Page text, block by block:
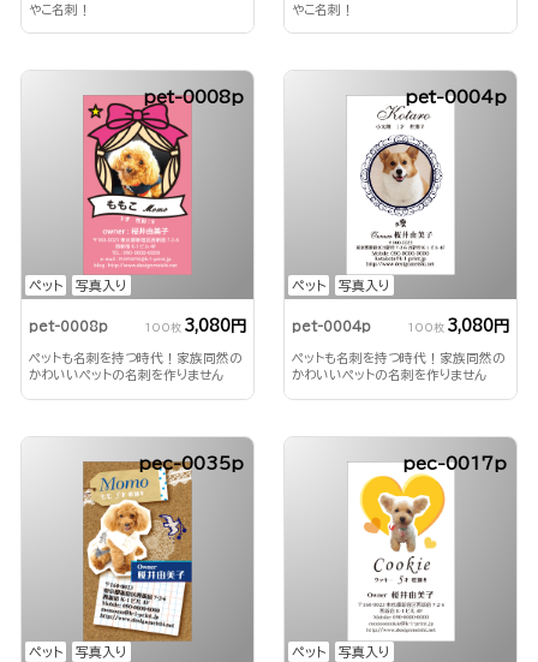
やこ名刺！
やこ名刺！
ペット 写真入り
pet-0008p
pet-0008p 100枚 3,080円
ペットも名刺を持つ時代！家族同然の
かわいいペットの名刺を作りません
ペット 写真入り
pet-0004p
pet-0004p 100枚 3,080円
ペットも名刺を持つ時代！家族同然の
かわいいペットの名刺を作りません
ペット 写真入り
pec-0035p
ペット 写真入り
pec-0017p